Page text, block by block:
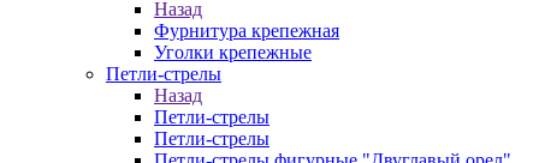
Назад
Фурнитура крепежная
Уголки крепежные
Петли-стрелы
Назад
Петли-стрелы
Петли-стрелы